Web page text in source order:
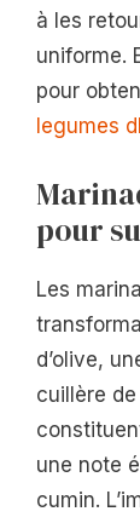
à les
uniforme.
pour
legumes
pour
Les
d’olive,
cuillère
une note
cumin.